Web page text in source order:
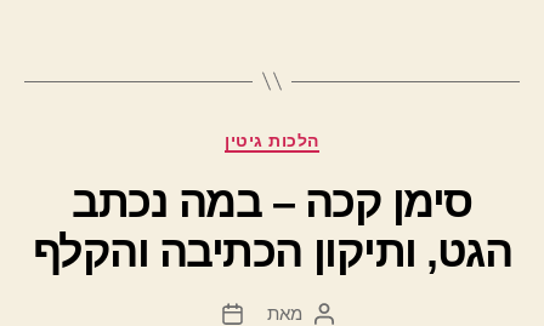
קטגוריות
הלכות גיטין
סימן קכה – במה נכתב
הגט, ותיקון הכתיבה והקלף
המחבר
מאת
תאריך